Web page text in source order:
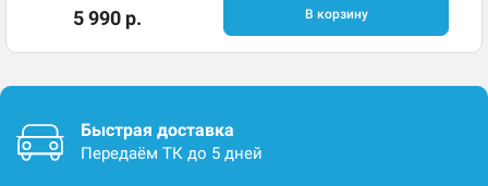
5 990 р. В корзину
Быстрая доставка
Передаём ТК до 5 дней